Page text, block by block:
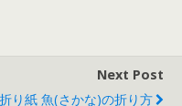
Next Post
折り紙 魚(さかな)の折り方